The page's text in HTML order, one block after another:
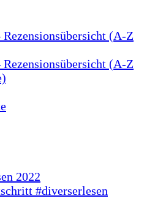
Rezensionsübersicht (A-Z
Rezensionsübersicht (A-Z
2022
#diverserlesen